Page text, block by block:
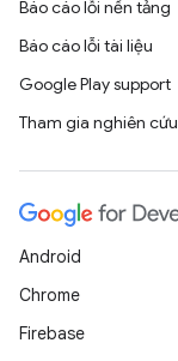
Báo cáo lỗi nền tảng
Báo cáo lỗi tài liệu
Google Play support
Tham gia nghiên cứu
Android
Chrome
Firebase